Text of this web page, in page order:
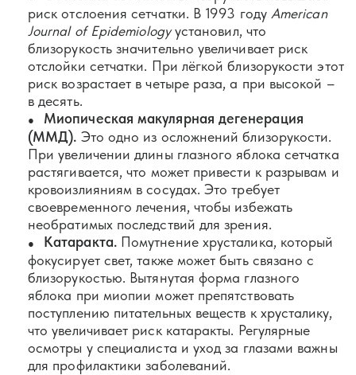
риск отслоения сетчатки. В 1993 году American
Journal of Epidemiologyустановил, что
близорукость значительно увеличивает риск
отслойки сетчатки. При лёгкой близорукости этот
риск возрастает в четыре раза, а при высокой –
в десять.
Миопическая макулярная дегенерация
(ММД). Это одно из осложнений близорукости.
При увеличении длины глазного яблока сетчатка
растягивается, что может привести к разрывам и
кровоизлияниям в сосудах. Это требует
своевременного лечения, чтобы избежать
необратимых последствий для зрения.
Катаракта.Помутнение хрусталика, который
фокусирует свет, также может быть связано с
близорукостью. Вытянутая форма глазного
яблока при миопии может препятствовать
поступлению питательных веществ к хрусталику,
что увеличивает риск катаракты. Регулярные
осмотры у специалиста и уход за глазами важны
для профилактики заболеваний.